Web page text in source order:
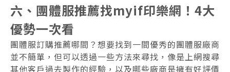
六、團體服推薦找myif印樂網！4大
優勢一次看
團體服訂購推薦哪間？想要找到一間優秀的團體服廠商
並不簡單，但可以透過一些方法來尋找，像是上網搜尋
其他客戶過去製作的經驗，以及哪些廠商是擁有好評價